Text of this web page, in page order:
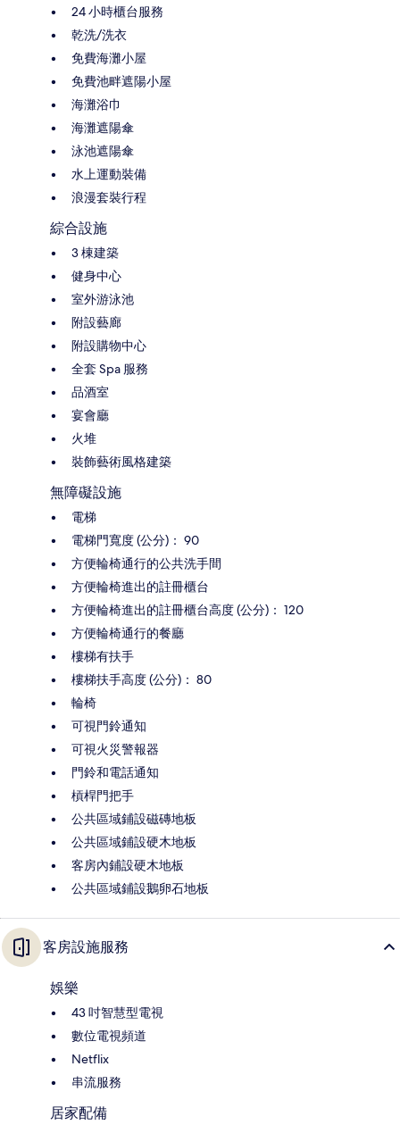
24 小時櫃台服務
乾洗/洗衣
免費海灘小屋
免費池畔遮陽小屋
海灘浴巾
海灘遮陽傘
泳池遮陽傘
水上運動裝備
浪漫套裝行程
綜合設施
3 棟建築
健身中心
室外游泳池
附設藝廊
附設購物中心
全套 Spa 服務
品酒室
宴會廳
火堆
裝飾藝術風格建築
無障礙設施
電梯
電梯門寬度 (公分)： 90
方便輪椅通行的公共洗手間
方便輪椅進出的註冊櫃台
方便輪椅進出的註冊櫃台高度 (公分)： 120
方便輪椅通行的餐廳
樓梯有扶手
樓梯扶手高度 (公分)： 80
輪椅
可視門鈴通知
可視火災警報器
門鈴和電話通知
槓桿門把手
公共區域鋪設磁磚地板
公共區域鋪設硬木地板
客房內鋪設硬木地板
公共區域鋪設鵝卵石地板
客房設施服務
娛樂
43 吋智慧型電視
數位電視頻道
Netflix
串流服務
居家配備